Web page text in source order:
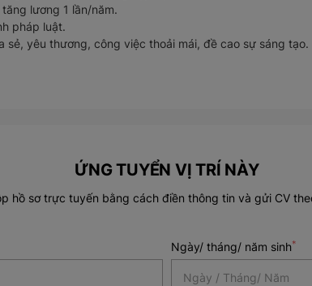
lương 1 lần/năm.
pháp luật.
sẻ, yêu thương, công việc thoải mái, đề cao sự sáng tạo.
ỨNG TUYỂN VỊ TRÍ NÀY
hồ sơ trực tuyến bằng cách điền thông tin và gửi CV
Ngày/ tháng/ năm sinh*